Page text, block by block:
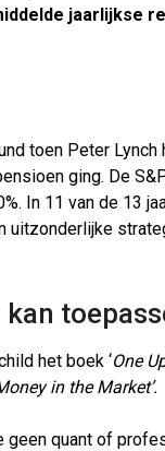
jaarlijkse
toen Peter Lynch
ging. De
In 11 van de 13
uitzonderlijke
het boek ‘One
in the Market’.
geen quant of